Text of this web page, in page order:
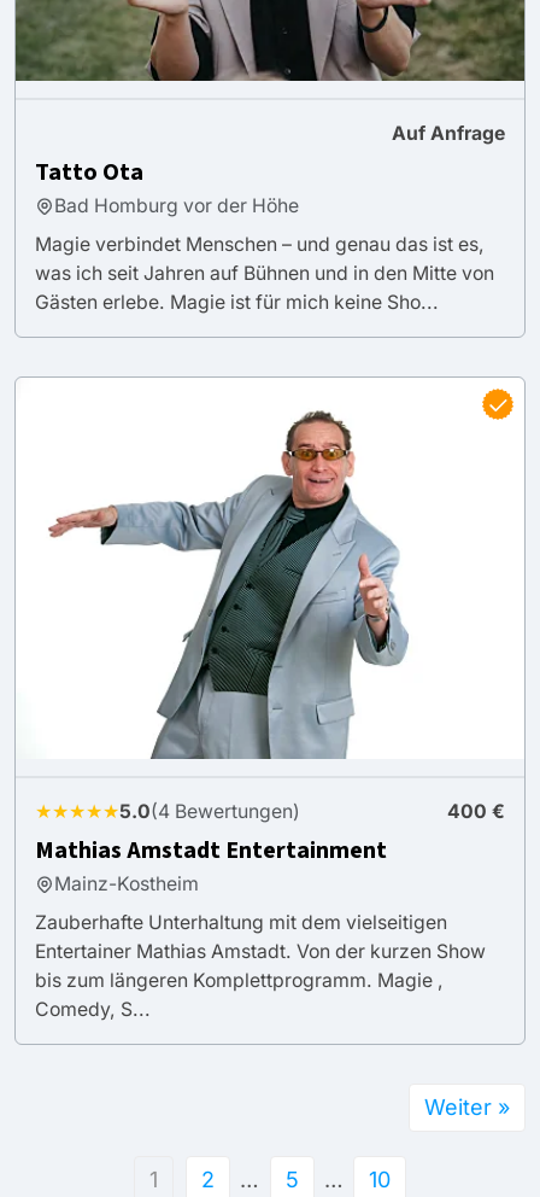
Auf Anfrage
Tatto Ota
Bad Homburg vor der Höhe
Magie verbindet Menschen – und genau das ist es,
was ich seit Jahren auf Bühnen und in den Mitte von
Gästen erlebe. Magie ist für mich keine Sho...
★★★★★5.0(4 Bewertungen) 400 €
Mathias Amstadt Entertainment
Mainz-Kostheim
Zauberhafte Unterhaltung mit dem vielseitigen
Entertainer Mathias Amstadt. Von der kurzen Show
bis zum längeren Komplettprogramm. Magie ,
Comedy, S...
1 2 … 5 … 10
Weiter »